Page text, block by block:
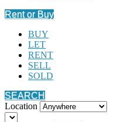
Rent or Buy
BUY
LET
RENT
SELL
SOLD
SEARCH
Location